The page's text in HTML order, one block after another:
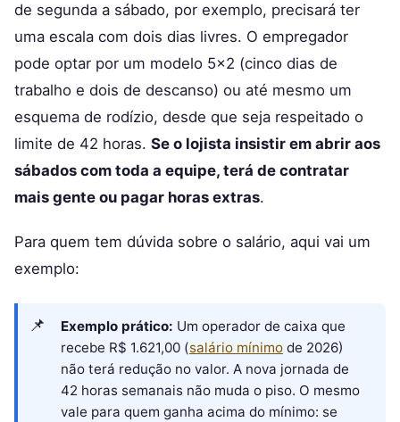
de segunda a sábado, por exemplo, precisará ter
uma escala com dois dias livres. O empregador
pode optar por um modelo 5×2 (cinco dias de
trabalho e dois de descanso) ou até mesmo um
esquema de rodízio, desde que seja respeitado o
limite de 42 horas. Se o lojista insistir em abrir aos
sábados com toda a equipe, terá de contratar
mais gente ou pagar horas extras.
Para quem tem dúvida sobre o salário, aqui vai um
exemplo:
Exemplo prático: Um operador de caixa que
recebe R$ 1.621,00 (salário mínimo de 2026)
não terá redução no valor. A nova jornada de
42 horas semanais não muda o piso. O mesmo
vale para quem ganha acima do mínimo: se